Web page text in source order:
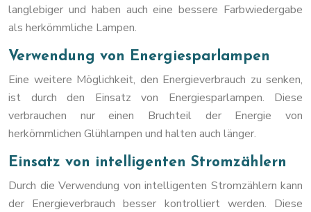
langlebiger und haben auch eine bessere Farbwiedergabe
als herkömmliche Lampen.
Verwendung von Energiesparlampen
Eine weitere Möglichkeit, den Energieverbrauch zu senken,
ist durch den Einsatz von Energiesparlampen. Diese
verbrauchen nur einen Bruchteil der Energie von
herkömmlichen Glühlampen und halten auch länger.
Einsatz von intelligenten Stromzählern
Durch die Verwendung von intelligenten Stromzählern kann
der Energieverbrauch besser kontrolliert werden. Diese